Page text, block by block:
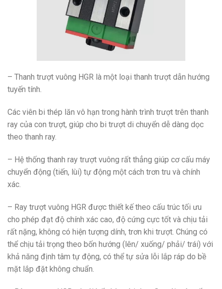
– Thanh trượt vuông HGR là một loại thanh trượt dẫn hướng
tuyến tính.
Các viên bi thép lăn vô hạn trong hành trình trượt trên thanh
ray của con trượt, giúp cho bi trượt di chuyển dễ dàng dọc
theo thanh ray.
– Hệ thống thanh ray trượt vuông rất thẳng giúp cơ cấu máy
chuyển động (tiến, lùi) tự động một cách trơn tru và chính
xác.
– Ray trượt vuông HGR được thiết kế theo cấu trúc tối ưu
cho phép đạt độ chính xác cao, độ cứng cực tốt và chịu tải
rất nặng, không có hiện tượng dính, trơn khi trượt. Chúng có
thể chịu tải trọng theo bốn hướng (lên/ xuống/ phải/ trái) với
khả năng định tâm tự động, có thể tự sửa lỗi lắp ráp do bề
mặt lắp đặt không chuẩn.